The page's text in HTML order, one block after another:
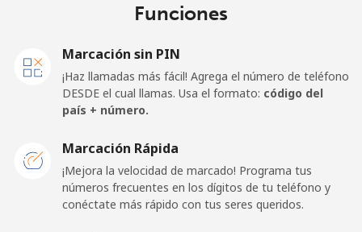
Celular
American Samoa
Línea fija ⁦19.5¢⁩
⁦21.5¢⁩ 23 min por ⁦$5⁩ -
Funciones
Marcación sin PIN
¡Haz llamadas más fácil! Agrega el número de teléfono
DESDE el cual llamas. Usa el formato: código del
país + número.
Marcación Rápida
¡Mejora la velocidad de marcado! Programa tus
números frecuentes en los dígitos de tu teléfono y
conéctate más rápido con tus seres queridos.